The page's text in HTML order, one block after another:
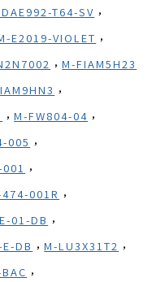
T64-SV ,
E2019-VIOLET ,
, M-FIAM5H23
,
, M-FW804-04 ,
005 ,
,
001R ,
01-DB ,
DB , M-LU3X31T2 ,
,